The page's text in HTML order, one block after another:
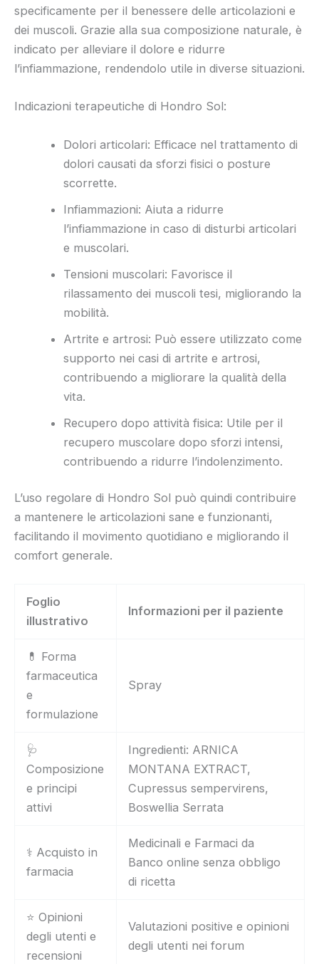
specificamente per il benessere delle articolazioni e
dei muscoli. Grazie alla sua composizione naturale, è
indicato per alleviare il dolore e ridurre
l’infiammazione, rendendolo utile in diverse situazioni.
Indicazioni terapeutiche di Hondro Sol:
Dolori articolari: Efficace nel trattamento di
dolori causati da sforzi fisici o posture
scorrette.
Infiammazioni: Aiuta a ridurre
l’infiammazione in caso di disturbi articolari
e muscolari.
Tensioni muscolari: Favorisce il
rilassamento dei muscoli tesi, migliorando la
mobilità.
Artrite e artrosi: Può essere utilizzato come
supporto nei casi di artrite e artrosi,
contribuendo a migliorare la qualità della
vita.
Recupero dopo attività fisica: Utile per il
recupero muscolare dopo sforzi intensi,
contribuendo a ridurre l’indolenzimento.
L’uso regolare di Hondro Sol può quindi contribuire
a mantenere le articolazioni sane e funzionanti,
facilitando il movimento quotidiano e migliorando il
comfort generale.
Foglio
illustrativo
Informazioni per il paziente
💊 Forma
farmaceutica
e
formulazione
Spray
🩺
Composizione
e principi
attivi
Ingredienti: ARNICA
MONTANA EXTRACT,
Cupressus sempervirens,
Boswellia Serrata
⚕️ Acquisto in
farmacia
Medicinali e Farmaci da
Banco online senza obbligo
di ricetta
⭐ Opinioni
degli utenti e
recensioni
Valutazioni positive e opinioni
degli utenti nei forum